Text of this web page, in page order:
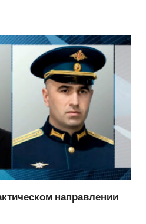
направлении